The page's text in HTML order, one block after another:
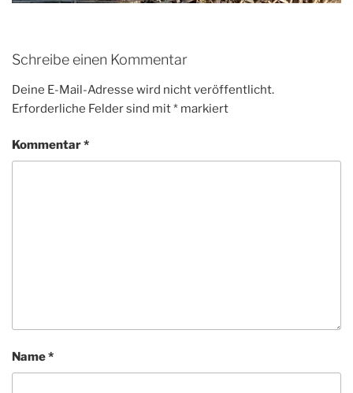
Schreibe einen Kommentar
Deine E-Mail-Adresse wird nicht veröffentlicht.
Erforderliche Felder sind mit* markiert
Kommentar*
Name*